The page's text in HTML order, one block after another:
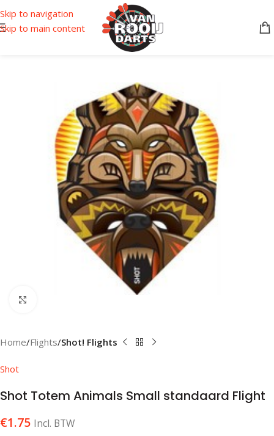
Skip to navigation
Skip to main content
Home Flights Shot! Flights
Shot
Shot Totem Animals Small standaard Flight
€1.75 Incl. BTW